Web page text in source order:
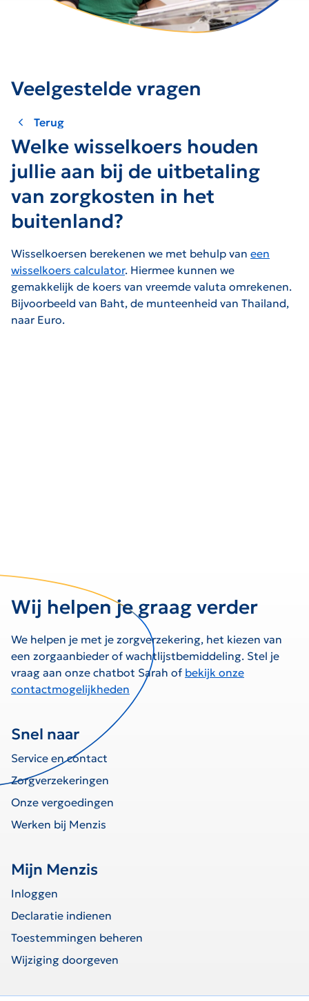
Veelgestelde vragen
Terug
Welke wisselkoers houden
jullie aan bij de uitbetaling
van zorgkosten in het
buitenland?
Wisselkoersen berekenen we met behulp van een
wisselkoers calculator. Hiermee kunnen we
gemakkelijk de koers van vreemde valuta omrekenen.
Bijvoorbeeld van Baht, de munteenheid van Thailand,
naar Euro.
Wij helpen je graag verder
We helpen je met je zorgverzekering, het kiezen van
een zorgaanbieder of wachtlijstbemiddeling. Stel je
vraag aan onze chatbot Sarah of bekijk onze
contactmogelijkheden
Snel naar
Service en contact
Zorgverzekeringen
Onze vergoedingen
Werken bij Menzis
Mijn Menzis
Inloggen
Declaratie indienen
Toestemmingen beheren
Wijziging doorgeven